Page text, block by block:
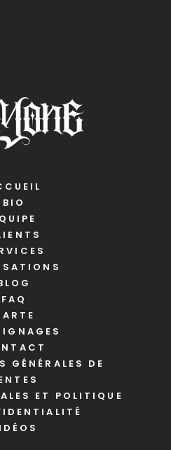
BIO
FAQ
GÉNÉRALES DE
ET POLITIQUE